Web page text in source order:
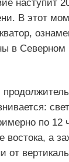
наступит
В этот
в
по 12
востока, а
от